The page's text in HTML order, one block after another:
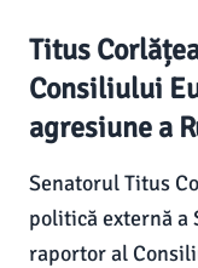
Titus
Consiliului
agresiune a
Senatorul Titus
politică externă a
raportor al